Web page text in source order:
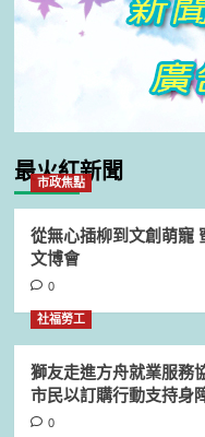
最火紅新聞
市政焦點
從無心插柳到文創萌寵
文博會
0
社福勞工
獅友走進方舟就業服務
市民以訂購行動支持身
0